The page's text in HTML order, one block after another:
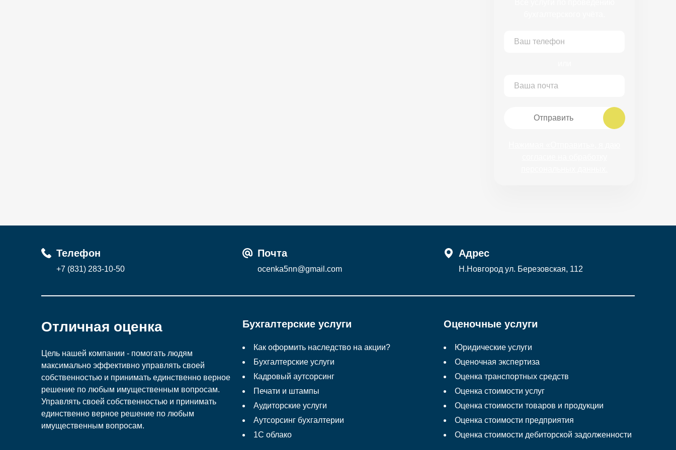
Отправить
Телефон
+7 (831) 283-10-50
Почта
ocenka5nn@gmail.com
Адрес
Н.Новгород ул. Березовская, 112
Отличная оценка
Цель нашей компании - помогать людям
максимально эффективно управлять своей
собственностью и принимать единственно верное
решение по любым имущественным вопросам.
Управлять своей собственностью и принимать
единственно верное решение по любым
имущественным вопросам.
Бухгалтерские услуги
Как оформить наследство на акции?
Бухгалтерские услуги
Кадровый аутсорсинг
Печати и штампы
Аудиторские услуги
Аутсорсинг бухгалтерии
1С облако
Оценочные услуги
Юридические услуги
Оценочная экспертиза
Оценка транспортных средств
Оценка стоимости услуг
Оценка стоимости товаров и продукции
Оценка стоимости предприятия
Оценка стоимости дебиторской задолженности